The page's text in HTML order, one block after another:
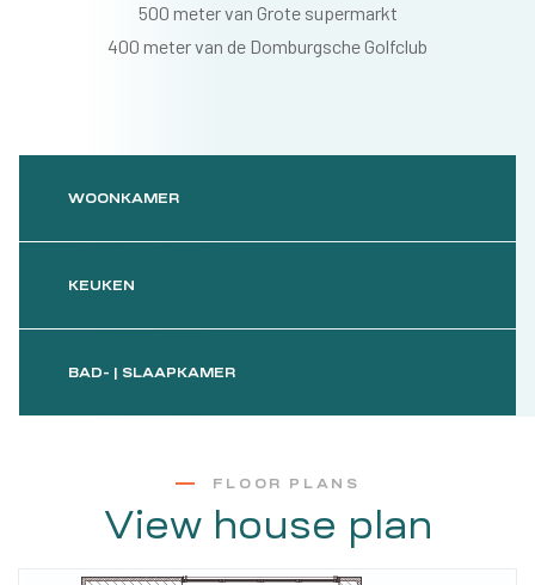
500 meter van Grote supermarkt
400 meter van de Domburgsche Golfclub
WOONKAMER
KEUKEN
BAD- | SLAAPKAMER
FLOOR PLANS
View house plan